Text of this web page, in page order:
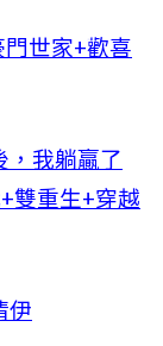
門世家+歡喜
，我躺贏了
雙重生+穿越
伊